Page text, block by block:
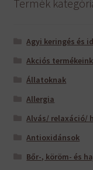
Termék
Agyi keringés és
Akciós termékeink
Állatoknak
Allergia
Alvás/ relaxáció/
Antioxidánsok
Bőr-, köröm- és